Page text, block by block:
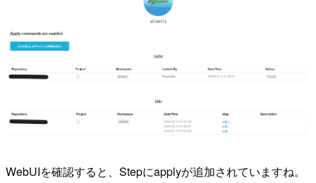
WebUIを確認すると、Stepにapplyが追加されていますね。